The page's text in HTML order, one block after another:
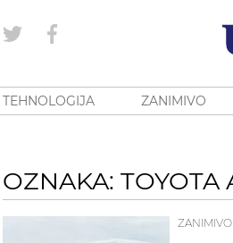
TEHNOLOGIJA ZANIMIVO
OZNAKA:
ZANIMIVO